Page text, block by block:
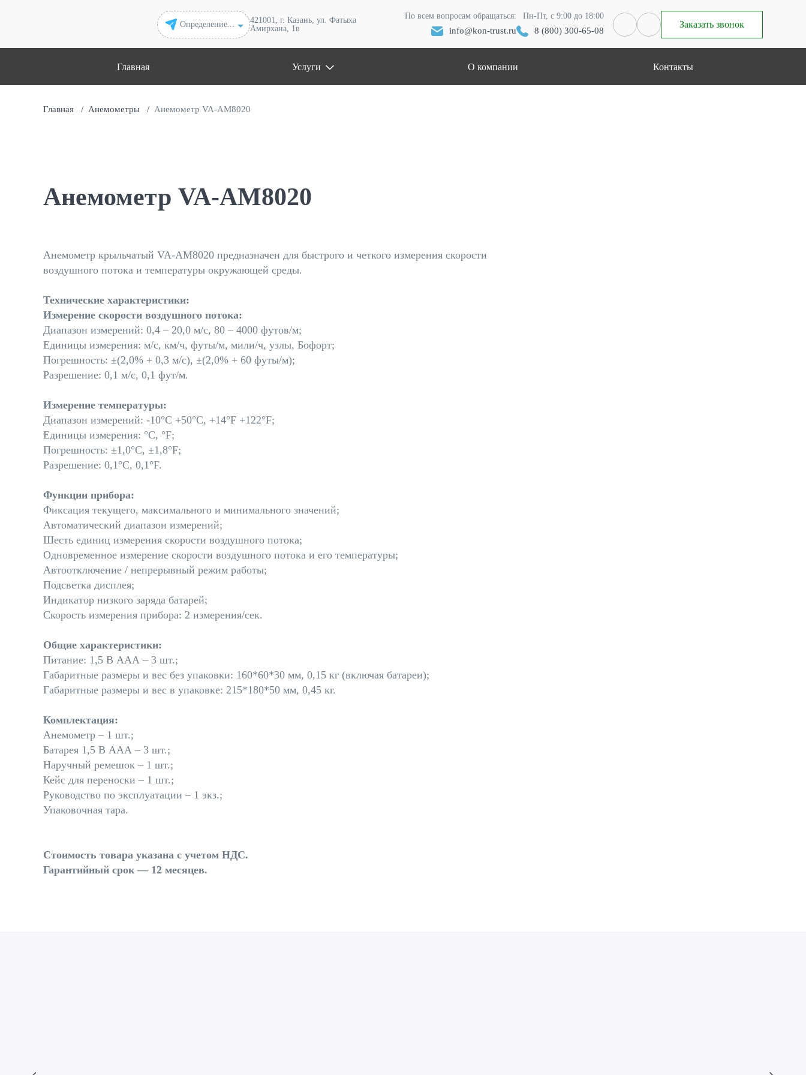
Определение...
421001, г. Казань, ул. ​Фатыха
Амирхана, 1в
По всем вопросам обращаться:
info@kon-trust.ru
Пн-Пт, с 9:00 до 18:00
8 (800) 300-65-08
Заказать звонок
Главная Услуги О компании Контакты
Главная / Анемометры / Анемометр VA-АМ8020
Анемометр VA-АМ8020
Анемометр крыльчатый VA-АМ8020 предназначен для быстрого и четкого измерения скорости
воздушного потока и температуры окружающей среды.
Технические характеристики:
Измерение скорости воздушного потока:
Диапазон измерений: 0,4 – 20,0 м/с, 80 – 4000 футов/м;
Единицы измерения: м/с, км/ч, футы/м, мили/ч, узлы, Бофорт;
Погрешность: ±(2,0% + 0,3 м/с), ±(2,0% + 60 футы/м);
Разрешение: 0,1 м/с, 0,1 фут/м.
Измерение температуры:
Диапазон измерений: -10°C +50°C, +14°F +122°F;
Единицы измерения: °C, °F;
Погрешность: ±1,0°C, ±1,8°F;
Разрешение: 0,1°C, 0,1°F.
Функции прибора:
Фиксация текущего, максимального и минимального значений;
Автоматический диапазон измерений;
Шесть единиц измерения скорости воздушного потока;
Одновременное измерение скорости воздушного потока и его температуры;
Автоотключение / непрерывный режим работы;
Подсветка дисплея;
Индикатор низкого заряда батарей;
Скорость измерения прибора: 2 измерения/сек.
Общие характеристики:
Питание: 1,5 В ААА – 3 шт.;
Габаритные размеры и вес без упаковки: 160*60*30 мм, 0,15 кг (включая батареи);
Габаритные размеры и вес в упаковке: 215*180*50 мм, 0,45 кг.
Комплектация:
Анемометр – 1 шт.;
Батарея 1,5 В ААА – 3 шт.;
Наручный ремешок – 1 шт.;
Кейс для переноски – 1 шт.;
Руководство по эксплуатации – 1 экз.;
Упаковочная тара.
Стоимость товара указана с учетом НДС.
Гарантийный срок — 12 месяцев.